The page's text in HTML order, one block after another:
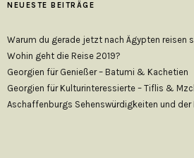
NEUESTE BEITRÄGE
Warum du gerade jetzt nach Ägypten reisen
Wohin geht die Reise 2019?
Georgien für Genießer – Batumi & Kachetien
Georgien für Kulturinteressierte – Tiflis &
Aschaffenburgs Sehenswürdigkeiten und der